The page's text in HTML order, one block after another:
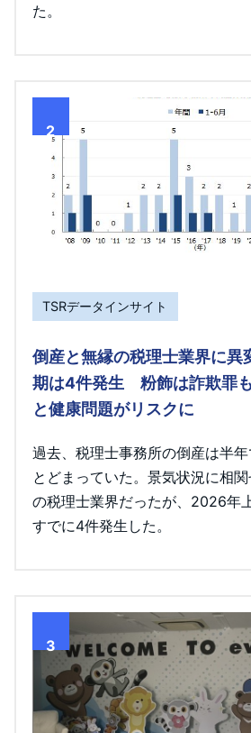
た。
2
TSRデータインサイト
倒産と無縁の税理士業界に
期は4件発生 粉飾は詐欺罪
と健康問題がリスクに
過去、税理士事務所の倒産は半
とどまっていた。景気状況に相
の税理士業界だったが、2026年
すでに4件発生した。
3